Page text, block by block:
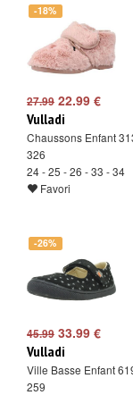
-18%
27.99 22.99 €
Vulladi
Chaussons Enfant
326
24 - 25 - 26 - 33 - 34
Favori
-26%
45.99 33.99 €
Vulladi
Ville Basse Enfant
259